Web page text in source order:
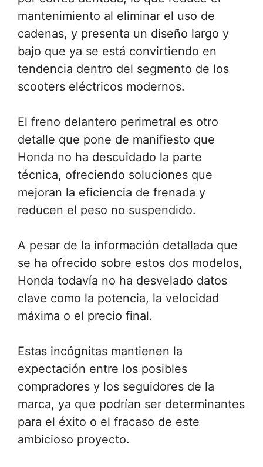
mantenimiento al eliminar el uso de
cadenas, y presenta un diseño largo y
bajo que ya se está convirtiendo en
tendencia dentro del segmento de los
scooters eléctricos modernos.
El freno delantero perimetral es otro
detalle que pone de manifiesto que
Honda no ha descuidado la parte
técnica, ofreciendo soluciones que
mejoran la eficiencia de frenada y
reducen el peso no suspendido.
A pesar de la información detallada que
se ha ofrecido sobre estos dos modelos,
Honda todavía no ha desvelado datos
clave como la potencia, la velocidad
máxima o el precio final.
Estas incógnitas mantienen la
expectación entre los posibles
compradores y los seguidores de la
marca, ya que podrían ser determinantes
para el éxito o el fracaso de este
ambicioso proyecto.